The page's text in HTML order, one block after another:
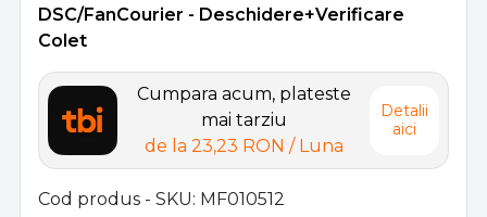
DSC/FanCourier - Deschidere+Verificare
Colet
Cumpara acum, plateste
mai tarziu
de la 23,23 RON / Luna
Detalii
aici
Cod produs - SKU MF010512